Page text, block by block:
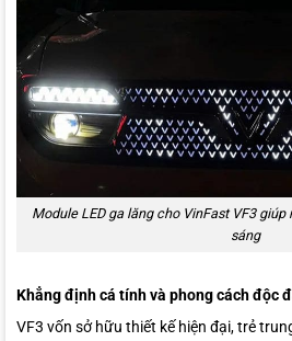
Module LED ga lăng cho VinFast VF3
sáng
Khẳng định cá tính và phong cách độc
VF3 vốn sở hữu thiết kế hiện đại, trẻ